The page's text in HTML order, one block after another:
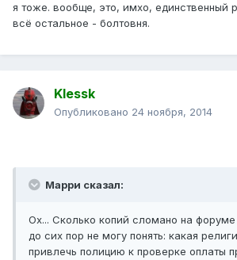
я тоже. вообще, это, имхо, единственный
всё остальное - болтовня.
Klessk
Опубликовано 24 ноября, 2014
Марри сказал:
Ох... Сколько копий сломано на форуме
до сих пор не могу понять: какая
привлечь полицию к проверке оплаты